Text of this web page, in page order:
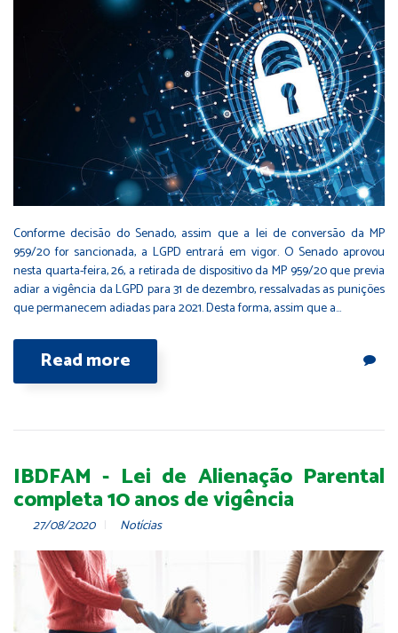
Conforme decisão do Senado, assim que a lei de conversão da MP
959/20 for sancionada, a LGPD entrará em vigor. O Senado aprovou
nesta quarta-feira, 26, a retirada de dispositivo da MP 959/20 que previa
adiar a vigência da LGPD para 31 de dezembro, ressalvadas as punições
que permanecem adiadas para 2021. Desta forma, assim que a…
Read more
IBDFAM - Lei de Alienação Parental
completa 10 anos de vigência
27/08/2020 Notícias